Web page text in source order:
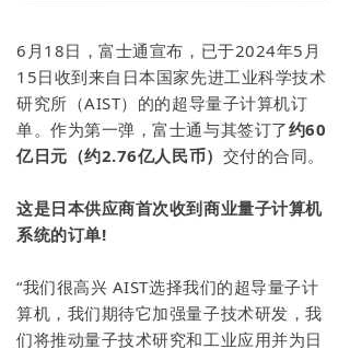
6月18日，富士通宣布，已于2024年5月
15日收到来自日本国家先进工业科学技术
研究所（AIST）的的超导量子计算机订
单。作为第一弹，富士通与其签订了约60
亿日元（约2.76亿人民币） 交付的合同。
这是日本供应商首次收到商业量子计算机
系统的订单!
“我们很高兴 AIST选择我们的超导量子计
算机，我们期待它加强量子技术研发，我
们将推动量子技术研究和工业应用并为日